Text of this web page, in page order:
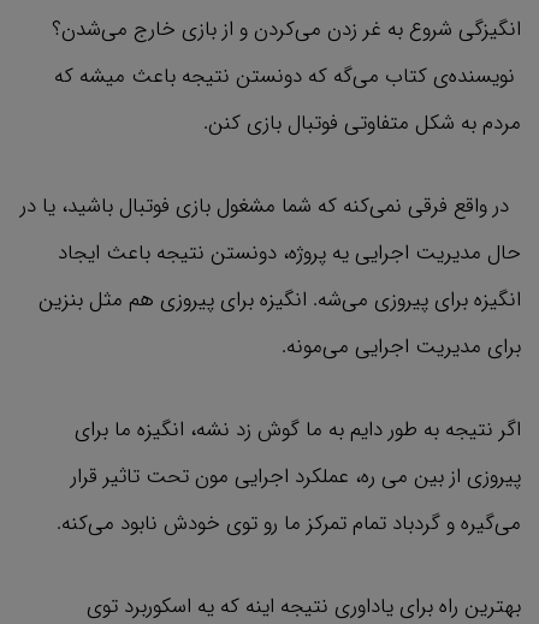
انگیزگی شروع به غر زدن می‌کردن و از بازی خارج می‌شدن؟
نویسنده‌ی کتاب می‌گه که دونستن نتیجه باعث میشه که
مردم به شکل متفاوتی فوتبال بازی کنن.
در واقع فرقی نمی‌کنه که شما مشغول بازی فوتبال باشید، یا در
حال مدیریت اجرایی یه پروژه، دونستن نتیجه باعث ایجاد
انگیزه برای پیروزی می‌شه. انگیزه برای پیروزی هم مثل بنزین
برای مدیریت اجرایی می‌مونه.
اگر نتیجه به طور دایم به ما گوش زد نشه، انگیزه ما برای
پیروزی از بین می ره، عملکرد اجرایی مون تحت تاثیر قرار
می‌گیره و گردباد تمام تمرکز ما رو توی خودش نابود می‌کنه.
بهترین راه برای یاداوری نتیجه اینه که یه اسکوربرد توی